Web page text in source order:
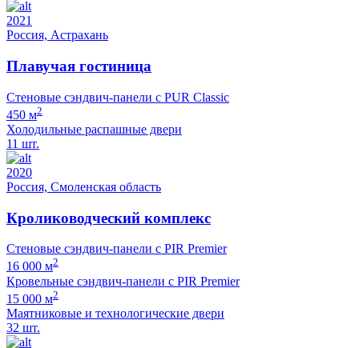
2021
Россия, Астрахань
Плавучая гостиница
Стеновые сэндвич-панели с PUR Classic
450 м2
Холодильные распашные двери
11 шт.
2020
Россия, Смоленская область
Кролиководческий комплекс
Стеновые сэндвич-панели с PIR Premier
16 000 м2
Кровельные сэндвич-панели с PIR Premier
15 000 м2
Маятниковые и технологические двери
32 шт.